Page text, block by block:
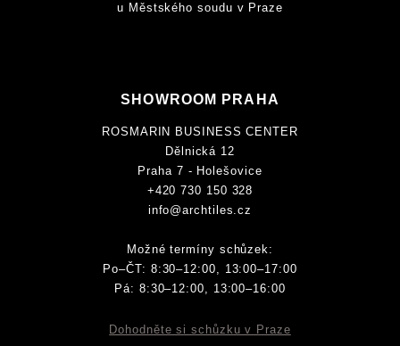
u Městského soudu v Praze
SHOWROOM PRAHA
ROSMARIN BUSINESS CENTER
Dělnická 12
Praha 7 - Holešovice
+420 730 150 328
info@archtiles.cz
Možné termíny schůzek:
Po–ČT: 8:30–12:00, 13:00–17:00
Pá: 8:30–12:00, 13:00–16:00
Dohodněte si schůzku v Praze